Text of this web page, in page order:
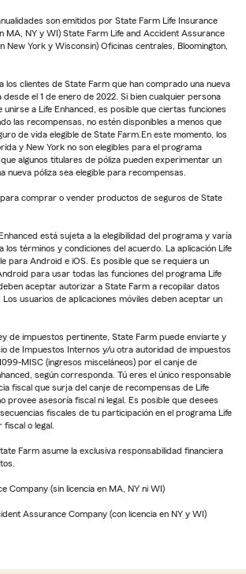
son emitidos por State Farm Life Insurance
MA, NY y WI) State Farm Life and Accident Assurance
New York y Wisconsin) Oficinas centrales, Bloomington,
los clientes de State Farm que han comprado una nueva
el 1 de enero de 2022. Si bien cualquier persona
unirse a Life Enhanced, es posible que ciertas funciones
las recompensas, no estén disponibles a menos que
de vida elegible de State Farm.En este momento, los
y New York no son elegibles para el programa
algunos titulares de póliza pueden experimentar un
nueva póliza sea elegible para recompensas.
comprar o vender productos de seguros de State
está sujeta a la elegibilidad del programa y varía
los términos y condiciones del acuerdo. La aplicación Life
para Android e iOS. Es posible que se requiera un
para usar todas las funciones del programa Life
aceptar autorizar a State Farm a recopilar datos
usuarios de aplicaciones móviles deben aceptar un
de impuestos pertinente, State Farm puede enviarte y
de Impuestos Internos y/u otra autoridad de impuestos
MISC (ingresos misceláneos) por el canje de
según corresponda. Tú eres el único responsable
fiscal que surja del canje de recompensas de Life
provee asesoría fiscal ni legal. Es posible que desees
fiscales de tu participación en el programa Life
o legal.
Farm asume la exclusiva responsabilidad financiera
Company (sin licencia en MA, NY ni WI)
Assurance Company (con licencia en NY y WI)